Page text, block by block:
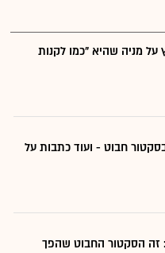
מניה שהיא "כמו לקנות
חבוט - ועוד כתבות על
הסקטור החבוט שהפך